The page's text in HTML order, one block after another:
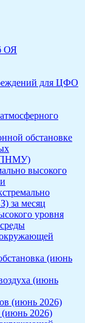
ОЯ
для ЦФО
обстановке
высокого
за месяц
уровня
окружающей
(июнь
(июнь
(июнь 2026)
(июнь 2026)